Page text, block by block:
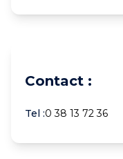
Contact :
Tel :0 38 13 72 36